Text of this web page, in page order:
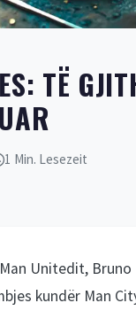
TË
1 Min. Lesezeit
Unitedit, Bruno
kundër Man